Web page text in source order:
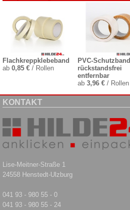
Flachkreppklebeband
ab 0,85 € / Rollen
PVC-Schutzband
rückstandsfrei
entfernbar
ab3,96 € / Rollen
KONTAKT
Lise-Meitner-Straße 1
24558 Henstedt-Ulzburg
041 93 - 980 55 - 0
041 93 - 980 55 - 24